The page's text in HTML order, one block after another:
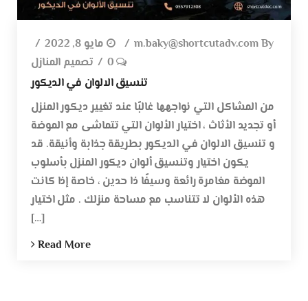
By
m.baky@shortcutadv.com
مايو 8, 2022
0
تصميم المنازل
تنسيق الالوان في الديكور
من المشاكل التي نواجهها غالبًا عند تغيير ديكور المنزل
أو تجديد الأثاث ، اختيار الألوان التي تتماشى مع الموضة
و تنسيق الالوان في الديكور بطريقة جذابة وأنيقة. قد
يكون اختيار وتنسيق ألوان ديكور المنزل بأسلوب
الموضة مغامرة رائعة وسيفًا ذا حدين ، خاصة إذا كانت
هذه الألوان لا تتناسب مع مساحة منزلك . مثل اختيار
[…]
Read More